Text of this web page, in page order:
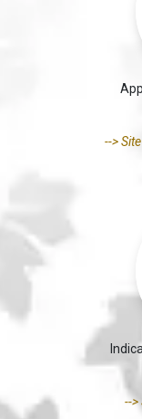
-->
-->